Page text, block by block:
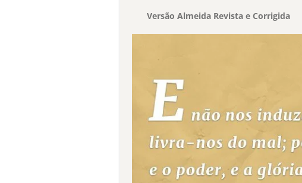
Versão Almeida Revista e Corrigida